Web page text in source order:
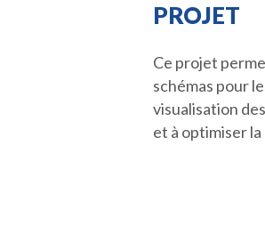
PROJET
Ce projet
schémas pour
visualisation
et à optimiser